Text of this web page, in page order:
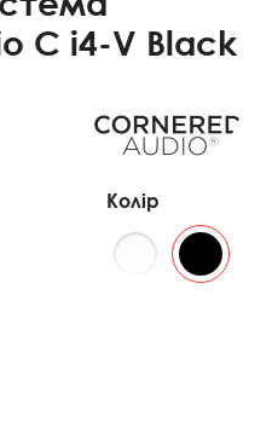
C i4-V Black
Колір